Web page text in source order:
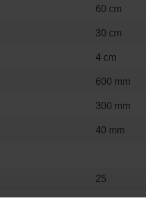
60 cm
30 cm
4 cm
600 mm
300 mm
40 mm
25